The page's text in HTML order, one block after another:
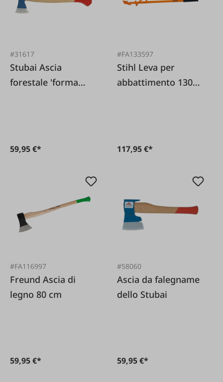
#31617
Stubai Ascia
forestale 'forma
59,95 €*
#FA133597
Stihl Leva per
abbattimento 130
117,95 €*
#FA116997
Freund Ascia di
legno 80 cm
59,95 €*
#58060
Ascia da falegname
dello Stubai
59,95 €*